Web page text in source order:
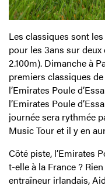
Les classiques sont
pour les 3ans sur
2.100m). Dimanche à
premiers classiques
l’Emirates Poule
l’Emirates Poule
journée sera rythmée
Music Tour et il y en
Côté piste, l’Emirates
t-elle à la France ?
entraîneur irlandais,